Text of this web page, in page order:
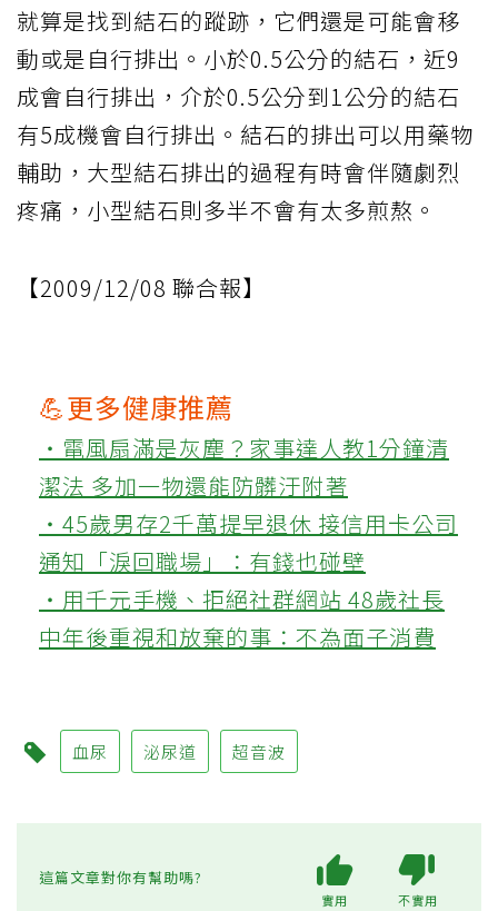
就算是找到結石的蹤跡，它們還是可能會移
動或是自行排出。小於0.5公分的結石，近9
成會自行排出，介於0.5公分到1公分的結石
有5成機會自行排出。結石的排出可以用藥物
輔助，大型結石排出的過程有時會伴隨劇烈
疼痛，小型結石則多半不會有太多煎熬。
【2009/12/08 聯合報】
💪更多健康推薦
‧電風扇滿是灰塵？家事達人教1分鐘清
潔法 多加一物還能防髒汙附著
‧45歲男存2千萬提早退休 接信用卡公司
通知「淚回職場」：有錢也碰壁
‧用千元手機、拒絕社群網站 48歲社長
中年後重視和放棄的事：不為面子消費
血尿 泌尿道 超音波
這篇文章對你有幫助嗎?
實用 不實用